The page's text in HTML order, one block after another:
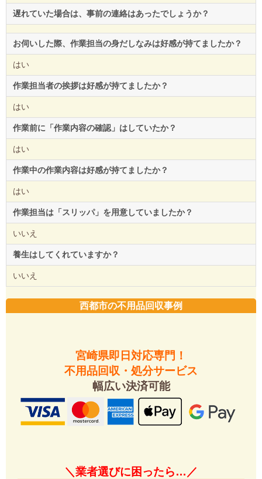
遅れていた場合は、事前の連絡はあったでしょうか？
お伺いした際、作業担当の身だしなみは好感が持てましたか？
はい
作業担当者の挨拶は好感が持てましたか？
はい
作業前に「作業内容の確認」はしていたか？
はい
作業中の作業内容は好感が持てましたか？
はい
作業担当は「スリッパ」を用意していましたか？
いいえ
養生はしてくれていますか？
いいえ
西都市の不用品回収事例
宮崎県即日対応専門！
不用品回収・処分サービス
幅広い決済可能
＼業者選びに困ったら…／